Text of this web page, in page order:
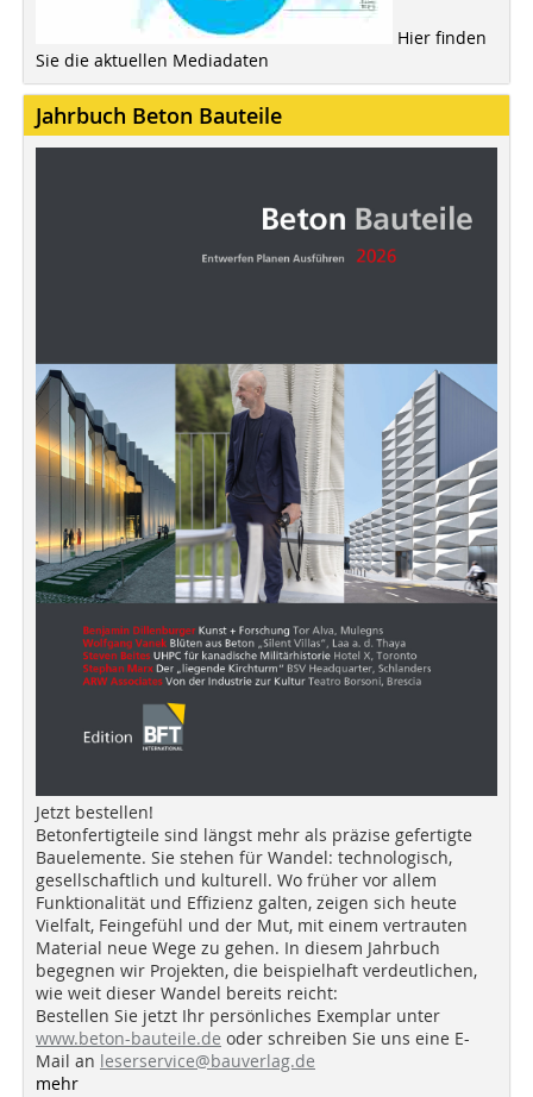
Hier finden
Sie die aktuellen Mediadaten
Jahrbuch Beton Bauteile
Jetzt bestellen!
Betonfertigteile sind längst mehr als präzise gefertigte
Bauelemente. Sie stehen für Wandel: technologisch,
gesellschaftlich und kulturell. Wo früher vor allem
Funktionalität und Effizienz galten, zeigen sich heute
Vielfalt, Feingefühl und der Mut, mit einem vertrauten
Material neue Wege zu gehen. In diesem Jahrbuch
begegnen wir Projekten, die beispielhaft verdeutlichen,
wie weit dieser Wandel bereits reicht:
Bestellen Sie jetzt Ihr persönliches Exemplar unter
www.beton-bauteile.de oder schreiben Sie uns eine E-
Mail an leserservice@bauverlag.de
mehr